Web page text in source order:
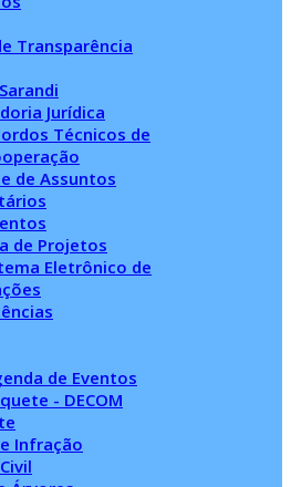
Transparência
Jurídica
Técnicos de
de Assuntos
de Projetos
Eletrônico de
de Eventos
- DECOM
Infração